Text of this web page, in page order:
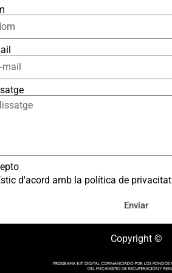
d'acord amb la política de privacitat
Enviar
Copyright ©